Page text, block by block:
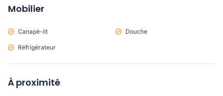
Mobilier
Canapé-lit Douche
Réfrigérateur
À proximité